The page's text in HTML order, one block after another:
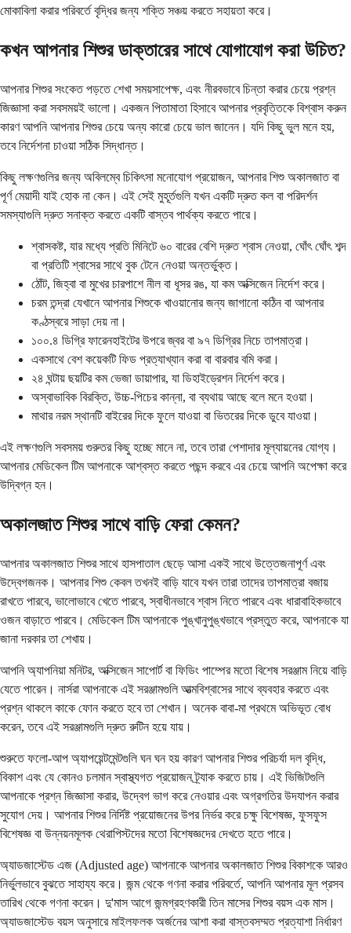
মোকাবিলা করার পরিবর্তে বৃদ্ধির জন্য শক্তি সঞ্চয় করতে সহায়তা করে।
কখন আপনার শিশুর ডাক্তারের সাথে যোগাযোগ করা উচিত?
আপনার শিশুর সংকেত পড়তে শেখা সময়সাপেক্ষ, এবং নীরবভাবে চিন্তা করার চেয়ে প্রশ্ন
জিজ্ঞাসা করা সবসময়ই ভালো। একজন পিতামাতা হিসাবে আপনার প্রবৃত্তিকে বিশ্বাস করুন
কারণ আপনি আপনার শিশুর চেয়ে অন্য কারো চেয়ে ভাল জানেন। যদি কিছু ভুল মনে হয়,
তবে নির্দেশনা চাওয়া সঠিক সিদ্ধান্ত।
কিছু লক্ষণগুলির জন্য অবিলম্বে চিকিৎসা মনোযোগ প্রয়োজন, আপনার শিশু অকালজাত বা
পূর্ণ মেয়াদী যাই হোক না কেন। এই সেই মুহূর্তগুলি যখন একটি দ্রুত কল বা পরিদর্শন
সমস্যাগুলি দ্রুত সনাক্ত করতে একটি বাস্তব পার্থক্য করতে পারে।
শ্বাসকষ্ট, যার মধ্যে প্রতি মিনিটে ৬০ বারের বেশি দ্রুত শ্বাস নেওয়া, ঘোঁৎ ঘোঁৎ শব্দ
বা প্রতিটি শ্বাসের সাথে বুক টেনে নেওয়া অন্তর্ভুক্ত।
ঠোঁট, জিহ্বা বা মুখের চারপাশে নীল বা ধূসর রঙ, যা কম অক্সিজেন নির্দেশ করে।
চরম তন্দ্রা যেখানে আপনার শিশুকে খাওয়ানোর জন্য জাগানো কঠিন বা আপনার
কণ্ঠস্বরে সাড়া দেয় না।
১০০.৪ ডিগ্রি ফারেনহাইটের উপরে জ্বর বা ৯৭ ডিগ্রির নিচে তাপমাত্রা।
একসাথে বেশ কয়েকটি ফিড প্রত্যাখ্যান করা বা বারবার বমি করা।
২৪ ঘন্টায় ছয়টির কম ভেজা ডায়াপার, যা ডিহাইড্রেশন নির্দেশ করে।
অস্বাভাবিক বিরক্তি, উচ্চ-পিচের কান্না, বা ব্যথায় আছে বলে মনে হওয়া।
মাথার নরম স্থানটি বাইরের দিকে ফুলে যাওয়া বা ভিতরের দিকে ডুবে যাওয়া।
এই লক্ষণগুলি সবসময় গুরুতর কিছু হচ্ছে মানে না, তবে তারা পেশাদার মূল্যায়নের যোগ্য।
আপনার মেডিকেল টিম আপনাকে আশ্বস্ত করতে পছন্দ করবে এর চেয়ে আপনি অপেক্ষা করে
উদ্বিগ্ন হন।
অকালজাত শিশুর সাথে বাড়ি ফেরা কেমন?
আপনার অকালজাত শিশুর সাথে হাসপাতাল ছেড়ে আসা একই সাথে উত্তেজনাপূর্ণ এবং
উদ্বেগজনক। আপনার শিশু কেবল তখনই বাড়ি যাবে যখন তারা তাদের তাপমাত্রা বজায়
রাখতে পারবে, ভালোভাবে খেতে পারবে, স্বাধীনভাবে শ্বাস নিতে পারবে এবং ধারাবাহিকভাবে
ওজন বাড়াতে পারবে। মেডিকেল টিম আপনাকে পুঙ্খানুপুঙ্খভাবে প্রস্তুত করে, আপনাকে যা
জানা দরকার তা শেখায়।
আপনি অ্যাপনিয়া মনিটর, অক্সিজেন সাপোর্ট বা ফিডিং পাম্পের মতো বিশেষ সরঞ্জাম নিয়ে বাড়ি
যেতে পারেন। নার্সরা আপনাকে এই সরঞ্জামগুলি আত্মবিশ্বাসের সাথে ব্যবহার করতে এবং
প্রশ্ন থাকলে কাকে ফোন করতে হবে তা শেখান। অনেক বাবা-মা প্রথমে অভিভূত বোধ
করেন, তবে এই সরঞ্জামগুলি দ্রুত রুটিন হয়ে যায়।
শুরুতে ফলো-আপ অ্যাপয়েন্টমেন্টগুলি ঘন ঘন হয় কারণ আপনার শিশুর পরিচর্যা দল বৃদ্ধি,
বিকাশ এবং যে কোনও চলমান স্বাস্থ্যগত প্রয়োজন ট্র্যাক করতে চায়। এই ভিজিটগুলি
আপনাকে প্রশ্ন জিজ্ঞাসা করার, উদ্বেগ ভাগ করে নেওয়ার এবং অগ্রগতির উদযাপন করার
সুযোগ দেয়। আপনার শিশুর নির্দিষ্ট প্রয়োজনের উপর নির্ভর করে চক্ষু বিশেষজ্ঞ, ফুসফুস
বিশেষজ্ঞ বা উন্নয়নমূলক থেরাপিস্টদের মতো বিশেষজ্ঞদের দেখতে হতে পারে।
অ্যাডজাস্টেড এজ (Adjusted age) আপনাকে আপনার অকালজাত শিশুর বিকাশকে আরও
নির্ভুলভাবে বুঝতে সাহায্য করে। জন্ম থেকে গণনা করার পরিবর্তে, আপনি আপনার মূল প্রসব
তারিখ থেকে গণনা করেন। দু'মাস আগে জন্মগ্রহণকারী তিন মাসের শিশুর বয়স এক মাস।
অ্যাডজাস্টেড বয়স অনুসারে মাইলফলক অর্জনের আশা করা বাস্তবসম্মত প্রত্যাশা নির্ধারণ